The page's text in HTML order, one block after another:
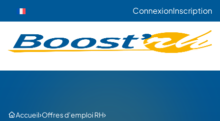
ConnexionInscription
Accueil›Offres d’emploi RH›